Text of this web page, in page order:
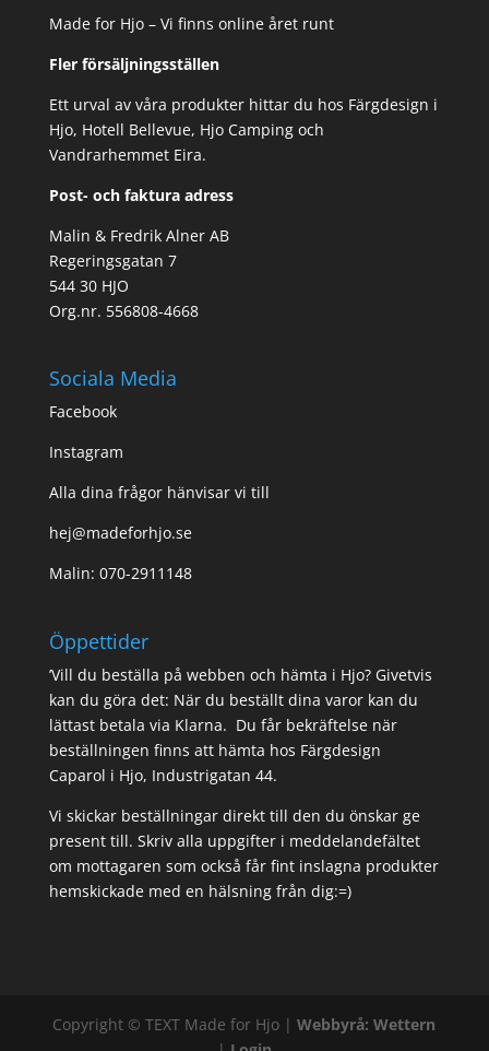
Made for Hjo – Vi finns online året runt
Fler försäljningsställen
Ett urval av våra produkter hittar du hos Färgdesign i
Hjo, Hotell Bellevue, Hjo Camping och
Vandrarhemmet Eira.
Post- och faktura adress
Malin & Fredrik Alner AB
Regeringsgatan 7
544 30 HJO
Org.nr. 556808-4668
Sociala Media
Facebook
Instagram
Alla dina frågor hänvisar vi till
hej@madeforhjo.se
Malin: 070-2911148
Öppettider
’Vill du beställa på webben och hämta i Hjo? Givetvis
kan du göra det: När du beställt dina varor kan du
lättast betala via Klarna. Du får bekräftelse när
beställningen finns att hämta hos Färgdesign
Caparol i Hjo, Industrigatan 44.
Vi skickar beställningar direkt till den du önskar ge
present till. Skriv alla uppgifter i meddelandefältet
om mottagaren som också får fint inslagna produkter
hemskickade med en hälsning från dig:=)
Copyright ©TEXT Made for Hjo |Webbyrå: Wettern